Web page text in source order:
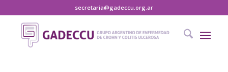
secretaria@gadeccu.org.ar